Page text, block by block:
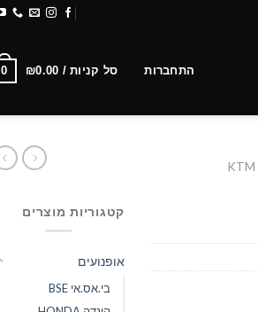
התחברות סל קניות / ₪0.00
0
קטגוריות מוצרים
אופנועים
בי.אס.אי BSE